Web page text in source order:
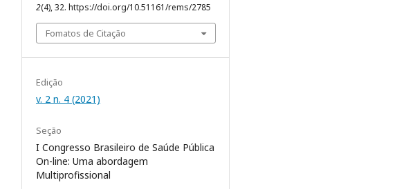
2(4), 32. https://doi.org/10.51161/rems/2785
Fomatos de Citação
Edição
v. 2 n. 4 (2021)
Seção
I Congresso Brasileiro de Saúde Pública
On-line: Uma abordagem
Multiprofissional